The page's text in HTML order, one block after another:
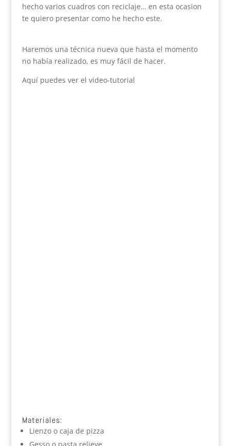
hecho varios cuadros con reciclaje… en esta ocasion
te quiero presentar como he hecho este.
Haremos una técnica nueva que hasta el momento
no había realizado, es muy fácil de hacer.
Aquí puedes ver el video-tutorial
Materiales:
Lienzo o caja de pizza